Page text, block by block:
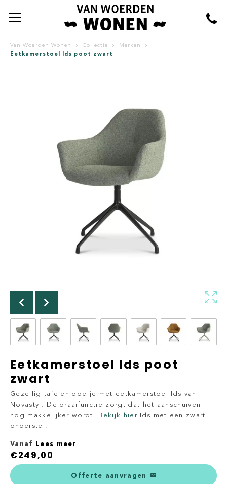
Van Woerden Wonen Collectie Merken
Eetkamerstoel Ids poot zwart
Eetkamerstoel Ids poot
zwart
Gezellig tafelen doe je met eetkamerstoel Ids van
Novastyl. De draaifunctie zorgt dat het aanschuiven
nog makkelijker wordt.
Bekijk hierIds met een zwart
onderstel.
Vanaf Lees meer
€249,00
Offerte aanvragen